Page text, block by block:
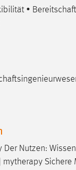
• Bereitschaft
Nutzen: